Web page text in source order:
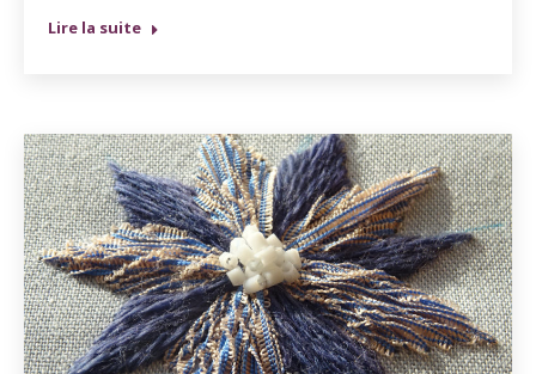
Lire la suite